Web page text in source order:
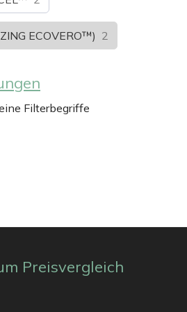
ECOVERO™) 2
Filterbegriffe
Preisvergleich